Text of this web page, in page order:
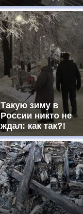
Такую зиму в
России никто не
ждал: как так?!